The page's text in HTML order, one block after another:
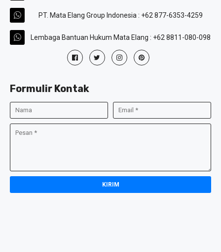
PT. Mata Elang Group Indonesia : +62 877-6353-4259
Lembaga Bantuan Hukum Mata Elang : +62 8811-080-098
Formulir Kontak